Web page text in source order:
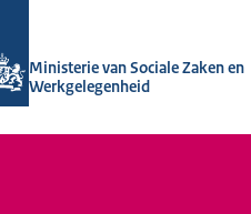
Ministerie van Sociale Zaken en
Werkgelegenheid